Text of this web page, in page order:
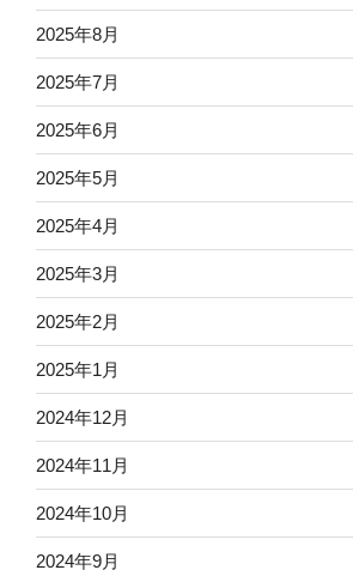
2025年8月
2025年7月
2025年6月
2025年5月
2025年4月
2025年3月
2025年2月
2025年1月
2024年12月
2024年11月
2024年10月
2024年9月